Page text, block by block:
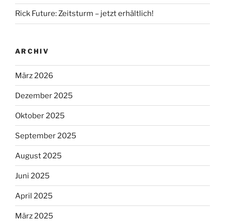
Rick Future: Zeitsturm – jetzt erhältlich!
ARCHIV
März 2026
Dezember 2025
Oktober 2025
September 2025
August 2025
Juni 2025
April 2025
März 2025